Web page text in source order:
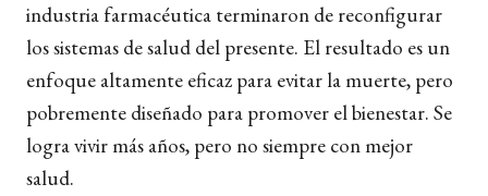
industria farmacéutica terminaron de reconfigurar
los sistemas de salud del presente. El resultado es un
enfoque altamente eficaz para evitar la muerte, pero
pobremente diseñado para promover el bienestar. Se
logra vivir más años, pero no siempre con mejor
salud.